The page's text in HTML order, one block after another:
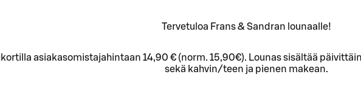
Tervetuloa Frans & Sandran lounaalle!
asiakasomistajahintaan 14,90 € (norm. 15,90€). Lounas sisältää
sekä kahvin/teen ja pienen makean.